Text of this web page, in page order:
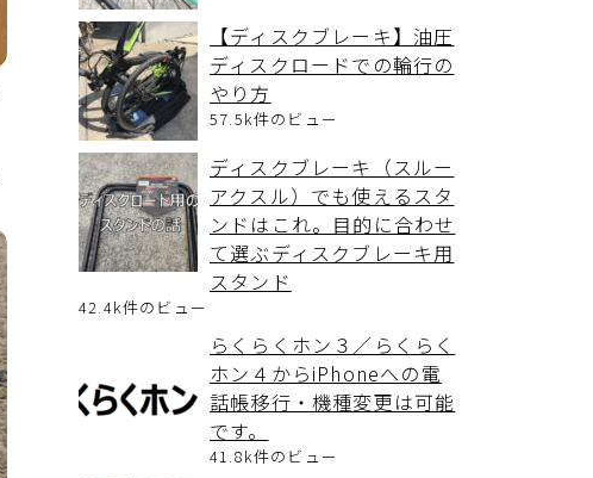
【ディスクブレーキ】油圧
ディスクロードでの輪行の
やり方
57.5k件のビュー
ディスクブレーキ（スルー
アクスル）でも使えるスタ
ンドはこれ。目的に合わせ
て選ぶディスクブレーキ用
スタンド
42.4k件のビュー
らくらくホン３／らくらく
ホン４からiPhoneへの電
話帳移行・機種変更は可能
です。
41.8k件のビュー